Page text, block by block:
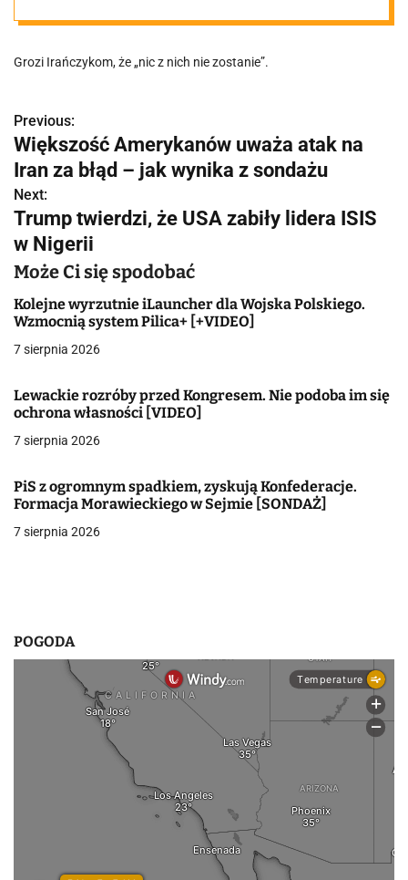
Grozi Irańczykom, że „nic z nich nie zostanie”.
N
a
w
i
g
a
c
a
w
i
s
Previous:
Większość Amerykanów uważa atak na
Iran za błąd – jak wynika z sondażu
Next:
Trump twierdzi, że USA zabiły lidera ISIS
w Nigerii
Może Ci się spodobać
Kolejne wyrzutnie iLauncher dla Wojska Polskiego.
Wzmocnią system Pilica+ [+VIDEO]
7 sierpnia 2026
Lewackie rozróby przed Kongresem. Nie podoba im się
ochrona własności [VIDEO]
7 sierpnia 2026
PiS z ogromnym spadkiem, zyskują Konfederacje.
Formacja Morawieckiego w Sejmie [SONDAŻ]
7 sierpnia 2026
POGODA